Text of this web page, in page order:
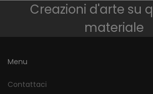
Creazioni d'arte su
materiale
Menu
Contattaci